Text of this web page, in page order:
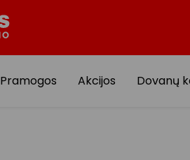
Pramogos Akcijos Dovanų